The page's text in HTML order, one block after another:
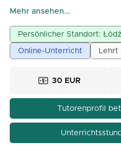
Mittelstufe bis
Prüfungsvorbereitung an.
Mehr ansehen...
Persönlicher Standort:
Online-Unterricht Lehrt
30 EUR
Tutorenprofil